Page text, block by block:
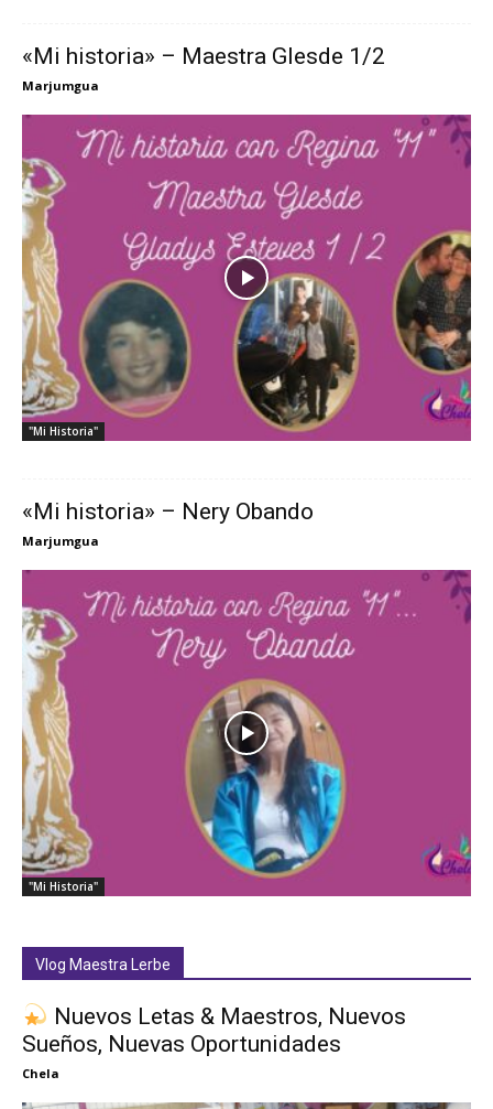
«Mi historia» – Maestra Glesde 1/2
Marjumgua
"Mi Historia"
«Mi historia» – Nery Obando
Marjumgua
"Mi Historia"
Vlog Maestra Lerbe
Nuevos Letas & Maestros, Nuevos
Sueños, Nuevas Oportunidades
Chela